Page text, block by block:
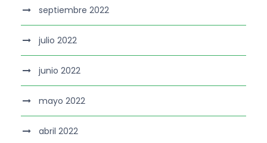
septiembre 2022
julio 2022
junio 2022
mayo 2022
abril 2022